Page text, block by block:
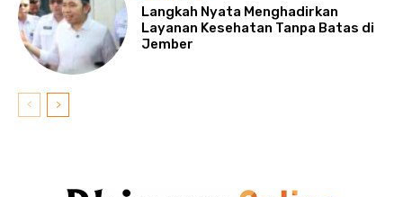
Langkah Nyata Menghadirkan
Layanan Kesehatan Tanpa Batas di
Jember